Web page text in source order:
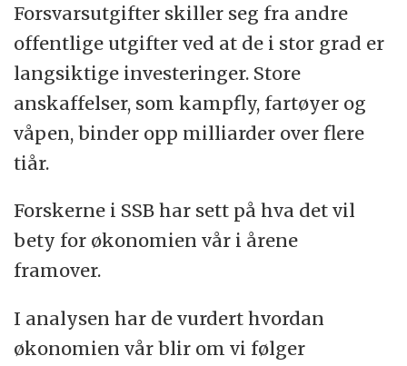
Forsvarsutgifter skiller seg fra andre
offentlige utgifter ved at de i stor grad er
langsiktige investeringer. Store
anskaffelser, som kampfly, fartøyer og
våpen, binder opp milliarder over flere
tiår.
Forskerne i SSB har sett på hva det vil
bety for økonomien vår i årene
framover.
I analysen har de vurdert hvordan
økonomien vår blir om vi følger